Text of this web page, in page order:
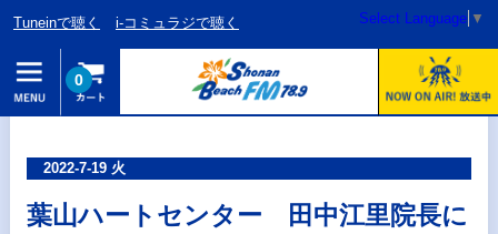
Tuneinで聴く i-コミュラジで聴く Select Language ▼
0
2022-7-19 火
葉山ハートセンター 田中江里院長に